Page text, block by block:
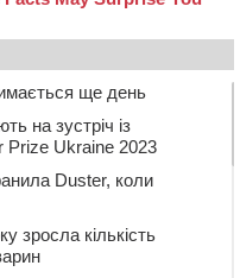
ще день
на зустріч із
Prize Ukraine 2023
Duster, коли
зросла кількість